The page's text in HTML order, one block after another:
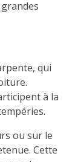
qui
à la
ou sur le
Cette